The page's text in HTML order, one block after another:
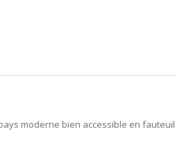
moderne bien accessible en fauteuil